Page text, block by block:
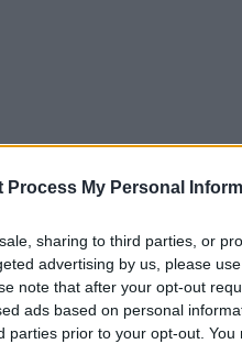
Process My Personal
sharing to third parties, or
advertising by us, please
note that after your opt-out
ads based on personal
parties prior to your opt-out.